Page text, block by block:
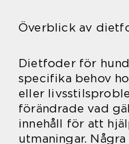
Överblick av
Dietfoder för
specifika behov
eller
förändrade vad
innehåll för att
utmaningar.